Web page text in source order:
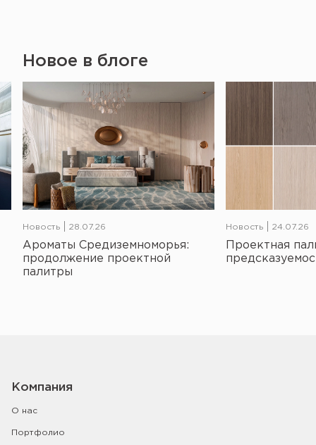
Новое в блоге
Новость 28.07.26
Ароматы Средиземноморья:
продолжение проектной
палитры
Новость 24.07.26
Проектная
Компания
О нас
Портфолио